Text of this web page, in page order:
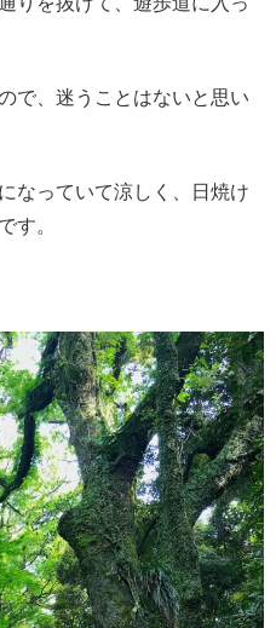
で、迷うことはないと思い
なっていて涼しく、日焼け
す。